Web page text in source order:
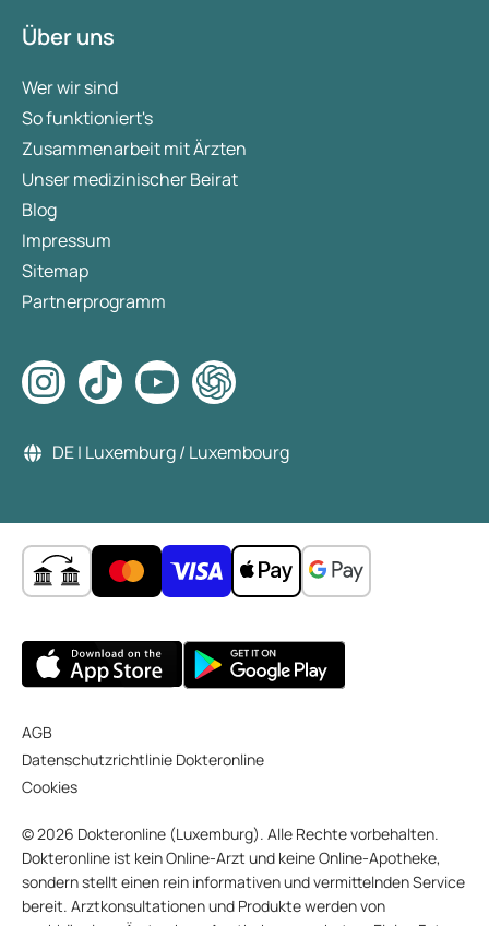
Über uns
Wer wir sind
So funktioniert's
Zusammenarbeit mit Ärzten
Unser medizinischer Beirat
Blog
Impressum
Sitemap
Partnerprogramm
DE | Luxemburg / Luxembourg
AGB
Datenschutzrichtlinie Dokteronline
Cookies
© 2026 Dokteronline (Luxemburg). Alle Rechte vorbehalten.
Dokteronline ist kein Online-Arzt und keine Online-Apotheke,
sondern stellt einen rein informativen und vermittelnden Service
bereit. Arztkonsultationen und Produkte werden von